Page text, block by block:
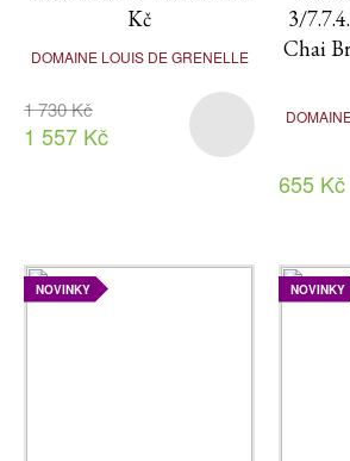
Kč
DOMAINE LOUIS DE GRENELLE
1 730 Kč
1 557 Kč
3/
Chai
655 Kč
NOVINKY NOVINKY